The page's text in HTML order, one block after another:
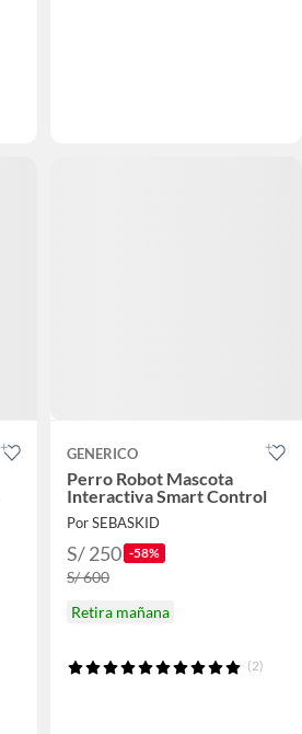
GENERICO
Perro Robot Mascota
Interactiva Smart Control
Por SEBASKID
S/ 250 -58%
S/ 600
Retira mañana
(2)